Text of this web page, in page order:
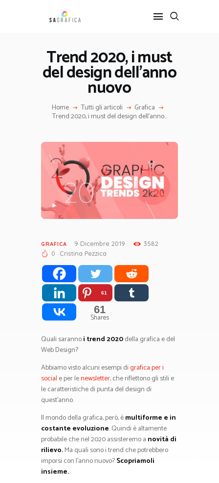
Trend 2020, i must
del design dell’anno
nuovo
Home Tutti gli articoli Grafica
Trend 2020, i must del design dell’anno...
HOME
GRAFICA
INTERIOR DESIGN
CONTATTI
GRAFICA 9 Dicembre 2019
3582
0
Cristina Pezzica
61
61
Shares
Quali sarannoi trend 2020della grafica e del
Web Design?
Abbiamo visto alcuni esempi digrafica per i
social e per lenewsletter, che riflettono gli stili e
le caratteristiche di punta del design di
quest’anno.
Il mondo della grafica, però, èmultiforme e in
costante evoluzione. Quindi è altamente
probabile che nel 2020 assisteremo a novità di
rilievo.Ma quali sono i trend che potrebbero
imporsi con l’anno nuovo?Scopriamoli
insieme.